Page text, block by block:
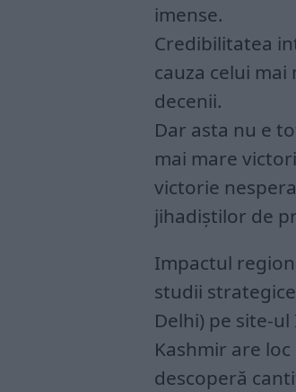
imense.
Credibilitatea
cauza celui
decenii.
Dar asta nu e
mai mare
victorie
jihadiștilor de
Impactul
studii
Delhi) pe site-
Kashmir are
descoperă